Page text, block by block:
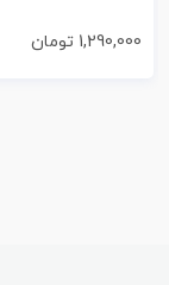
1,290,000 تومان